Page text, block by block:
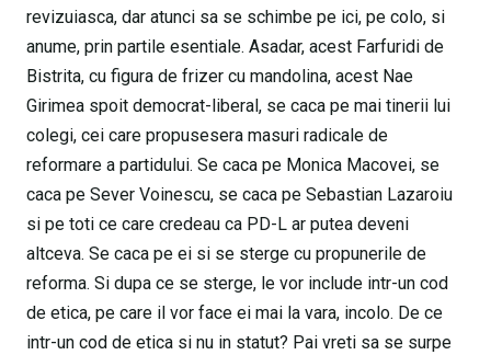
revizuiasca, dar atunci sa se schimbe pe ici, pe colo, si
anume, prin partile esentiale. Asadar, acest Farfuridi de
Bistrita, cu figura de frizer cu mandolina, acest Nae
Girimea spoit democrat-liberal, se caca pe mai tinerii lui
colegi, cei care propusesera masuri radicale de
reformare a partidului. Se caca pe Monica Macovei, se
caca pe Sever Voinescu, se caca pe Sebastian Lazaroiu
si pe toti ce care credeau ca PD-L ar putea deveni
altceva. Se caca pe ei si se sterge cu propunerile de
reforma. Si dupa ce se sterge, le vor include intr-un cod
de etica, pe care il vor face ei mai la vara, incolo. De ce
intr-un cod de etica si nu in statut? Pai vreti sa se surpe